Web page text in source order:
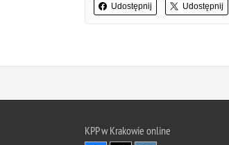
Udostępnij Udostępnij
KPP w Krakowie online